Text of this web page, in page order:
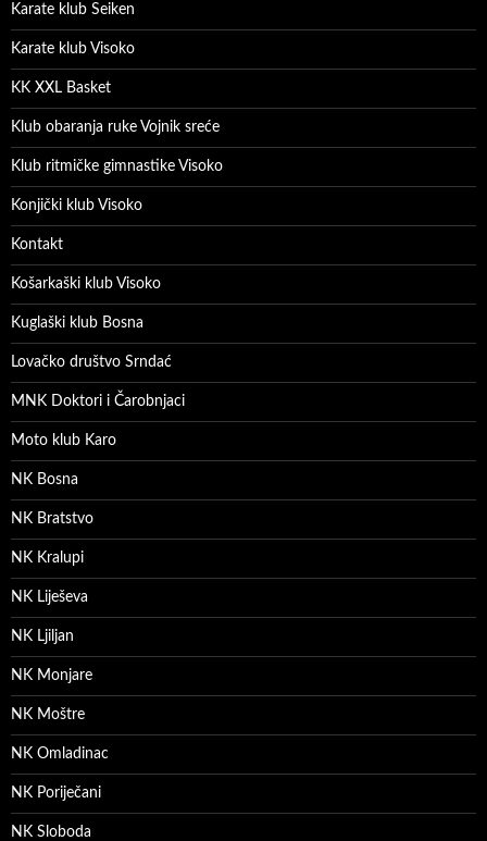
Karate klub Seiken
Karate klub Visoko
KK XXL Basket
Klub obaranja ruke Vojnik sreće
Klub ritmičke gimnastike Visoko
Konjički klub Visoko
Kontakt
Košarkaški klub Visoko
Kuglaški klub Bosna
Lovačko društvo Srndać
MNK Doktori i Čarobnjaci
Moto klub Karo
NK Bosna
NK Bratstvo
NK Kralupi
NK Liješeva
NK Ljiljan
NK Monjare
NK Moštre
NK Omladinac
NK Poriječani
NK Sloboda